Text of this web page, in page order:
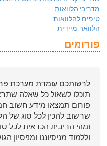
מדריכי הלוואות
טיפים להלוואות
הלוואה מיידית
פורומים
לרשותכם עומדת מערכת
תוכלו לשאול כל שאלה
פורום תמצאו מידע חשוב
שחשוב להכין לכל סוג של
ומהי הריבית הכדאית לכל
וללמוד מניסיוננו ומניסיון